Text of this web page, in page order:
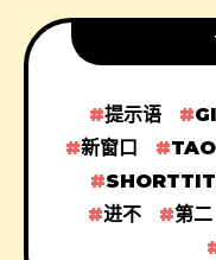
提示语
新窗口
TAO
进不
第二